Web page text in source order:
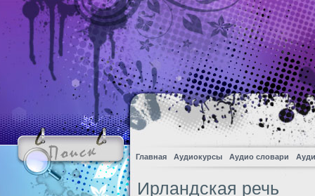
Главная Аудиокурсы Аудио словари
Ирландская речь